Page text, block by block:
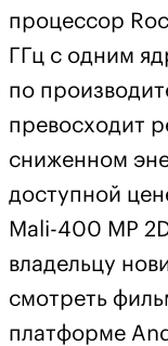
процессор
ГГц с одним
по
превосходит
сниженном
доступной
Mali-400 МР
владельцу
смотреть
платформе